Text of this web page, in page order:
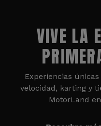
VIVE LA
Experiencias
velocidad, karting y
MotorLand